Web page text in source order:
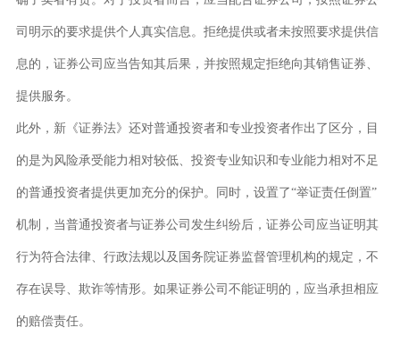
司明示的要求提供个人真实信息。拒绝提供或者未按照要求提供信
息的，证券公司应当告知其后果，并按照规定拒绝向其销售证券、
提供服务。
此外，新《证券法》还对普通投资者和专业投资者作出了区分，目
的是为风险承受能力相对较低、投资专业知识和专业能力相对不足
的普通投资者提供更加充分的保护。同时，设置了“举证责任倒置”
机制，当普通投资者与证券公司发生纠纷后，证券公司应当证明其
行为符合法律、行政法规以及国务院证券监督管理机构的规定，不
存在误导、欺诈等情形。如果证券公司不能证明的，应当承担相应
的赔偿责任。